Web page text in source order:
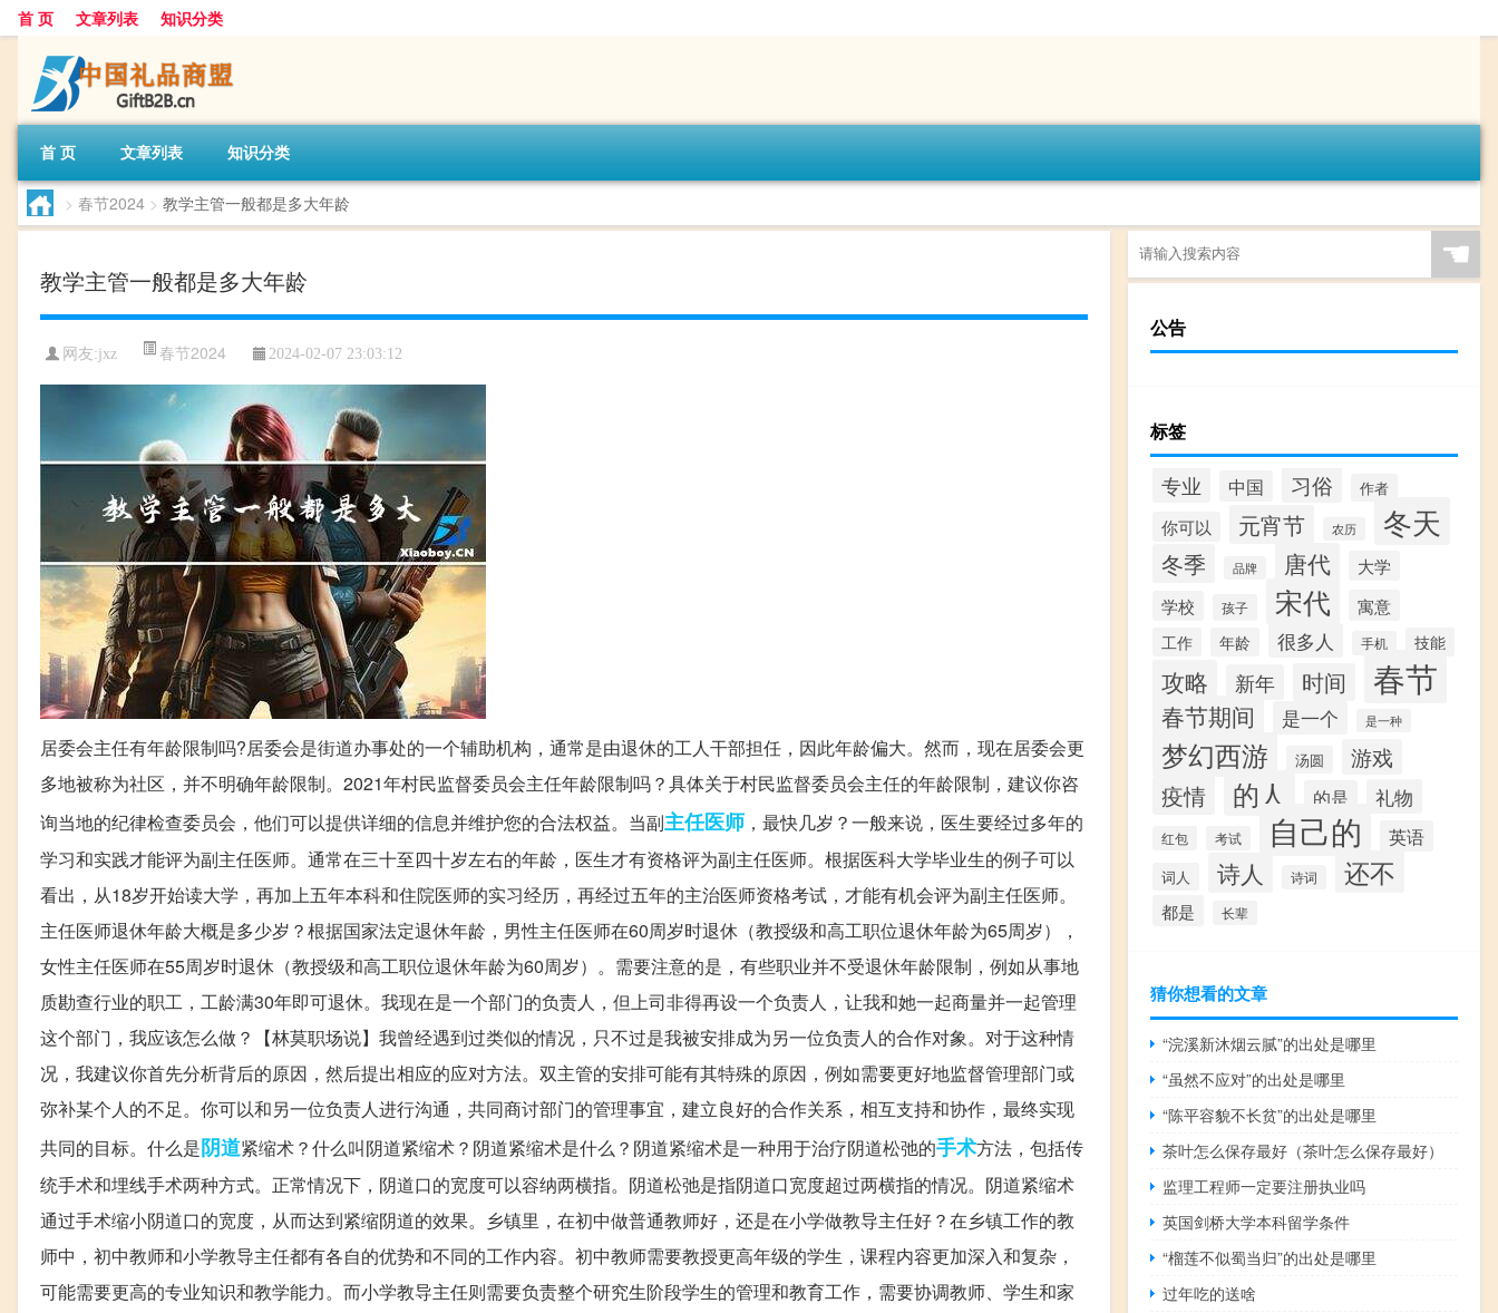
首 页 文章列表 知识分类
首 页 文章列表 知识分类
> 春节2024 > 教学主管一般都是多大年龄
教学主管一般都是多大年龄
网友:jxz 春节2024 2024-02-07 23:03:12
居委会主任有年龄限制吗?居委会是街道办事处的一个辅助机构，通常是由退休的工人干部担任，因此年龄偏大。然而，现在居委会更
多地被称为社区，并不明确年龄限制。2021年村民监督委员会主任年龄限制吗？具体关于村民监督委员会主任的年龄限制，建议你咨
询当地的纪律检查委员会，他们可以提供详细的信息并维护您的合法权益。当副主任医师 ，最快几岁？一般来说，医生要经过多年的
学习和实践才能评为副主任医师。通常在三十至四十岁左右的年龄，医生才有资格评为副主任医师。根据医科大学毕业生的例子可以
看出，从18岁开始读大学，再加上五年本科和住院医师的实习经历，再经过五年的主治医师资格考试，才能有机会评为副主任医师。
主任医师退休年龄大概是多少岁？根据国家法定退休年龄，男性主任医师在60周岁时退休（教授级和高工职位退休年龄为65周岁），
女性主任医师在55周岁时退休（教授级和高工职位退休年龄为60周岁）。需要注意的是，有些职业并不受退休年龄限制，例如从事地
质勘查行业的职工，工龄满30年即可退休。我现在是一个部门的负责人，但上司非得再设一个负责人，让我和她一起商量并一起管理
这个部门，我应该怎么做？【林莫职场说】我曾经遇到过类似的情况，只不过是我被安排成为另一位负责人的合作对象。对于这种情
况，我建议你首先分析背后的原因，然后提出相应的应对方法。双主管的安排可能有其特殊的原因，例如需要更好地监督管理部门或
弥补某个人的不足。你可以和另一位负责人进行沟通，共同商讨部门的管理事宜，建立良好的合作关系，相互支持和协作，最终实现
共同的目标。什么是阴道紧缩术？什么叫阴道紧缩术？阴道紧缩术是什么？阴道紧缩术是一种用于治疗阴道松弛的手术方法，包括传
统手术和埋线手术两种方式。正常情况下，阴道口的宽度可以容纳两横指。阴道松弛是指阴道口宽度超过两横指的情况。阴道紧缩术
通过手术缩小阴道口的宽度，从而达到紧缩阴道的效果。乡镇里，在初中做普通教师好，还是在小学做教导主任好？在乡镇工作的教
师中，初中教师和小学教导主任都有各自的优势和不同的工作内容。初中教师需要教授更高年级的学生，课程内容更加深入和复杂，
可能需要更高的专业知识和教学能力。而小学教导主任则需要负责整个研究生阶段学生的管理和教育工作，需要协调教师、学生和家
☚
公告
标签
专业 中国 习俗 作者
你可以 元宵节 农历 冬天
冬季 品牌 唐代
大学
学校
孩子 宋代 寓意
工作 年龄 很多人 手机 技能
攻略 新年 时间 春节
春节期间 是一个 是一种
梦幻西游 汤圆 游戏
疫情 的人 的是 礼物
红包 考试 自己的 英语
词人 诗人 诗词 还不
都是 长辈
猜你想看的文章
“浣溪新沐烟云腻”的出处是哪里
“虽然不应对”的出处是哪里
“陈平容貌不长贫”的出处是哪里
茶叶怎么保存最好（茶叶怎么保存最好）
监理工程师一定要注册执业吗
英国剑桥大学本科留学条件
“榴莲不似蜀当归”的出处是哪里
过年吃的送啥